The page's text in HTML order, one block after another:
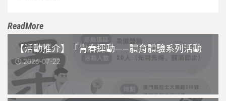
ReadMore
【活動推介】「青春運動——體育體驗系列活動
2026-07-22